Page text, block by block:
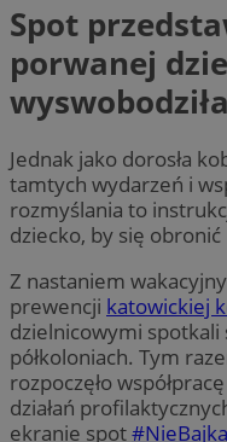
Spot
porwanej
Jednak jako dorosła
tamtych wydarzeń i
rozmyślania to
dziecko, by się obronić
Z nastaniem
prewencji katowickiej
dzielnicowymi spotkali
półkoloniach. Tym
rozpoczęło
działań
ekranie spot